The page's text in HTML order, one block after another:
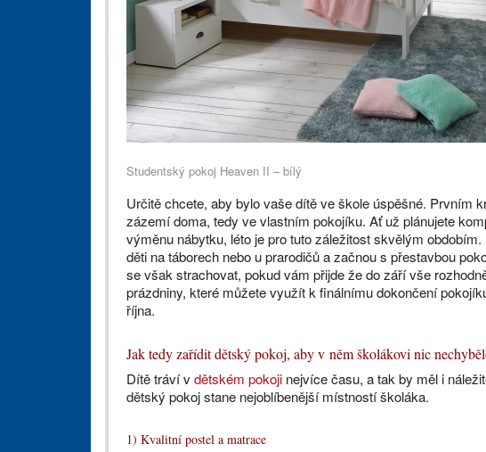
Studentský pokoj Heaven II – bílý
Určitě chcete, aby bylo vaše dítě ve škole úspěšné. Prvním
zázemí doma, tedy ve vlastním pokojíku. Ať už plánujete
výměnu nábytku, léto je pro tuto záležitost skvělým
děti na táborech nebo u prarodičů a začnou s přestavbou
se však strachovat, pokud vám přijde že do září vše
prázdniny, které můžete využít k finálnímu dokončení
října.
Jak tedy zařídit dětský pokoj, aby v něm školákovi nic
Dítě tráví vdětském pokoji nejvíce času, a tak by měl i
dětský pokoj stane nejoblíbenější místností školáka.
1) Kvalitní postel a matrace